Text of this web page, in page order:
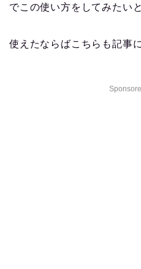
でこの使い方をしてみたい
使えたならばこちらも記事